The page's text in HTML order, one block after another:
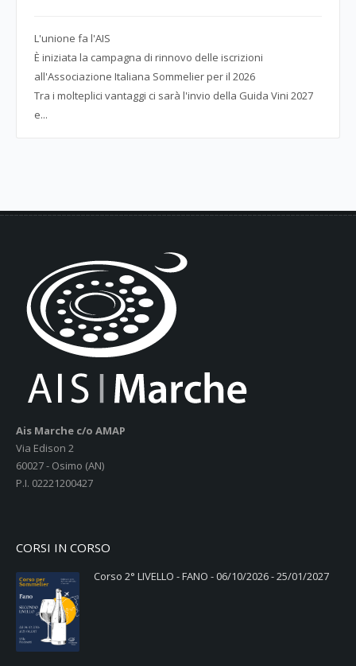
L'unione fa l'AIS
È iniziata la campagna di rinnovo delle iscrizioni
all'Associazione Italiana Sommelier per il 2026
Tra i molteplici vantaggi ci sarà l'invio della Guida Vini 2027
e...
Ais Marche c/o AMAP
Via Edison 2
60027 - Osimo (AN)
P.I. 02221200427
CORSI IN CORSO
Corso 2° LIVELLO - FANO - 06/10/2026 - 25/01/2027